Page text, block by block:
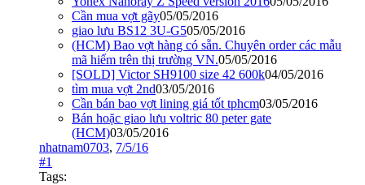
Cần mua vợt gãy05/05/2016
giao lưu BS12 3U-G505/05/2016
(HCM) Bao vợt hàng có sẵn. Chuyên order các mẫu
mã hiếm trên thị trường VN.05/05/2016
[SOLD] Victor SH9100 size 42 600k04/05/2016
tìm mua vợt 2nd03/05/2016
Cần bán bao vợt lining giá tốt tphcm03/05/2016
Bán hoặc giao lưu voltric 80 peter gate
(HCM)03/05/2016
nhatnam0703, 7/5/16
#1
Tags: